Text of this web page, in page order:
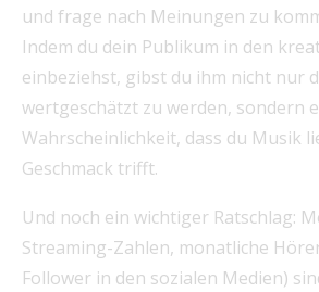
und frage nach Meinungen zu
Indem du dein Publikum in den
einbeziehst, gibst du ihm nicht nur
wertgeschätzt zu werden, sondern
Wahrscheinlichkeit, dass du Musik
Geschmack trifft.
Und noch ein wichtiger Ratschlag:
Streaming-Zahlen, monatliche
Follower in den sozialen Medien)